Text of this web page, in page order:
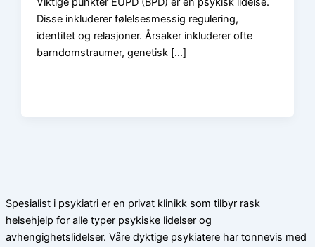
Disse inkluderer følelsesmessig regulering,
identitet og relasjoner. Årsaker inkluderer ofte
barndomstraumer, genetisk […]
Spesialist i psykiatri er en privat klinikk som tilbyr rask
helsehjelp for alle typer psykiske lidelser og
avhengighetslidelser. Våre dyktige psykiatere har tonnevis med